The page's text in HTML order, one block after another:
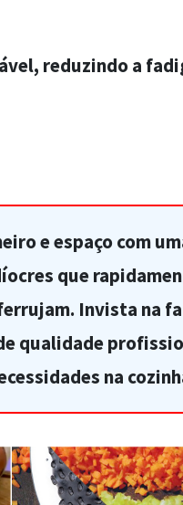
reduzindo a
e espaço com
que
Invista na
qualidade
na